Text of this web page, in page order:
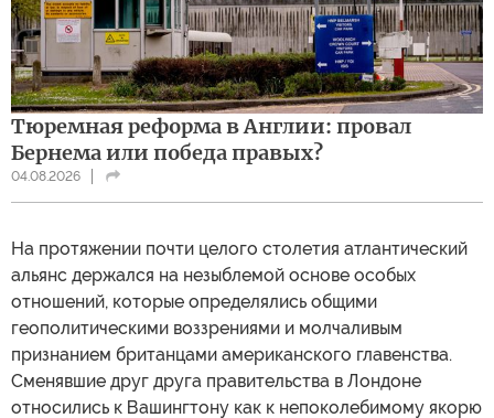
Тюремная реформа в Англии: провал
Бернема или победа правых?
04.08.2026
На протяжении почти целого столетия атлантический
альянс держался на незыблемой основе особых
отношений, которые определялись общими
геополитическими воззрениями и молчаливым
признанием британцами американского главенства.
Сменявшие друг друга правительства в Лондоне
относились к Вашингтону как к непоколебимому якорю